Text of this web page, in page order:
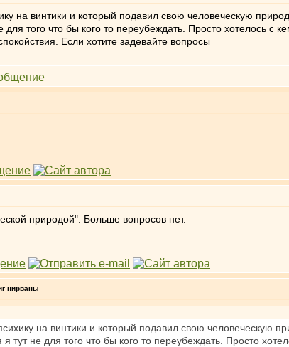
на винтики и который подавил свою человеческую
того что бы кого то переубеждать. Просто хотелось с
Если хотите задевайте вопросы
природой". Больше вопросов нет.
нирваны
на винтики и который подавил свою человеческую
тут не для того что бы кого то переубеждать. Просто